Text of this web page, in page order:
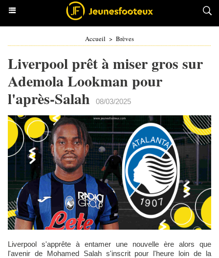
Accueil > Brèves
Liverpool prêt à miser gros sur
Ademola Lookman pour
l'après-Salah
08/03/2025
Liverpool s'apprête à entamer une nouvelle ère alors que
l'avenir de Mohamed Salah s'inscrit pour l'heure loin de la